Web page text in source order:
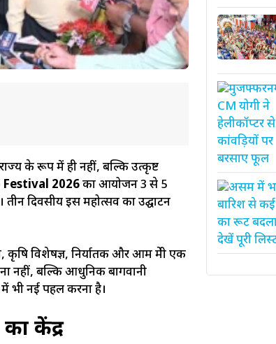
के रूप में ही नहीं, बल्कि उत्कृष्ट
Festival 2026का आयोजन 3 से 5
तीन दिवसीय इस महोत्सव का उद्घाटन
विशेषज्ञ, निर्यातक और आम प्रेमी एक
नहीं, बल्कि आधुनिक बागवानी
भी नई पहल करना है।
केंद्र